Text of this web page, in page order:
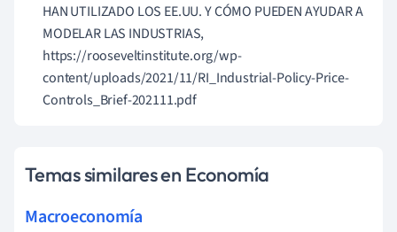
HAN UTILIZADO LOS EE.UU. Y CÓMO PUEDEN AYUDAR A
MODELAR LAS INDUSTRIAS,
https://rooseveltinstitute.org/wp-
content/uploads/2021/11/RI_Industrial-Policy-Price-
Controls_Brief-202111.pdf
Temas similares en Economía
Macroeconomía